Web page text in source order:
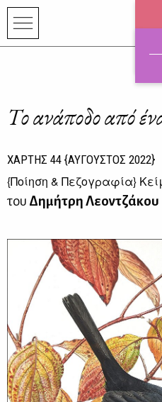
Το ανάποδο από
ΧΑΡΤΗΣ 44 {ΑΥΓΟΥΣΤΟΣ 2022}
{Ποίηση & Πεζογραφία}
του Δημήτρη Λεοντζάκου